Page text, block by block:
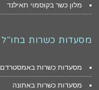
מלון כשר בקוסמוי תאילנד
מסעדות כשרות בחו"ל
מסעדות כשרות באמסטרדם
מסעדות כשרות באתונה